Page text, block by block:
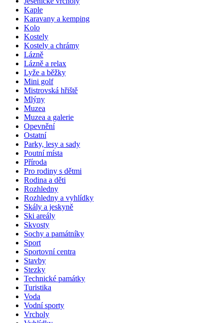
Kaple
Karavany a kemping
Kolo
Kostely
Kostely a chrámy
Lázně
Lázně a relax
Lyže a běžky
Mini golf
Mistrovská hřiště
Mlýny
Muzea
Muzea a galerie
Opevnění
Ostatní
Parky, lesy a sady
Poutní místa
Příroda
Pro rodiny s dětmi
Rodina a děti
Rozhledny
Rozhledny a vyhlídky
Skály a jeskyně
Ski areály
Skvosty
Sochy a památníky
Sport
Sportovní centra
Stavby
Stezky
Technické památky
Turistika
Voda
Vodní sporty
Vrcholy